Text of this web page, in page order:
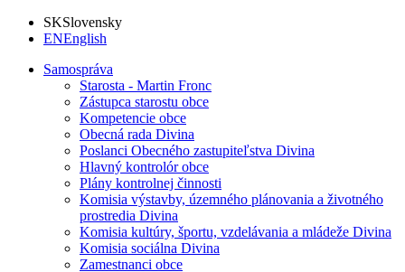
SKSlovensky
ENEnglish
Samospráva
Starosta - Martin Fronc
Zástupca starostu obce
Kompetencie obce
Obecná rada Divina
Poslanci Obecného zastupiteľstva Divina
Hlavný kontrolór obce
Plány kontrolnej činnosti
Komisia výstavby, územného plánovania a životného
prostredia Divina
Komisia kultúry, športu, vzdelávania a mládeže Divina
Komisia sociálna Divina
Zamestnanci obce